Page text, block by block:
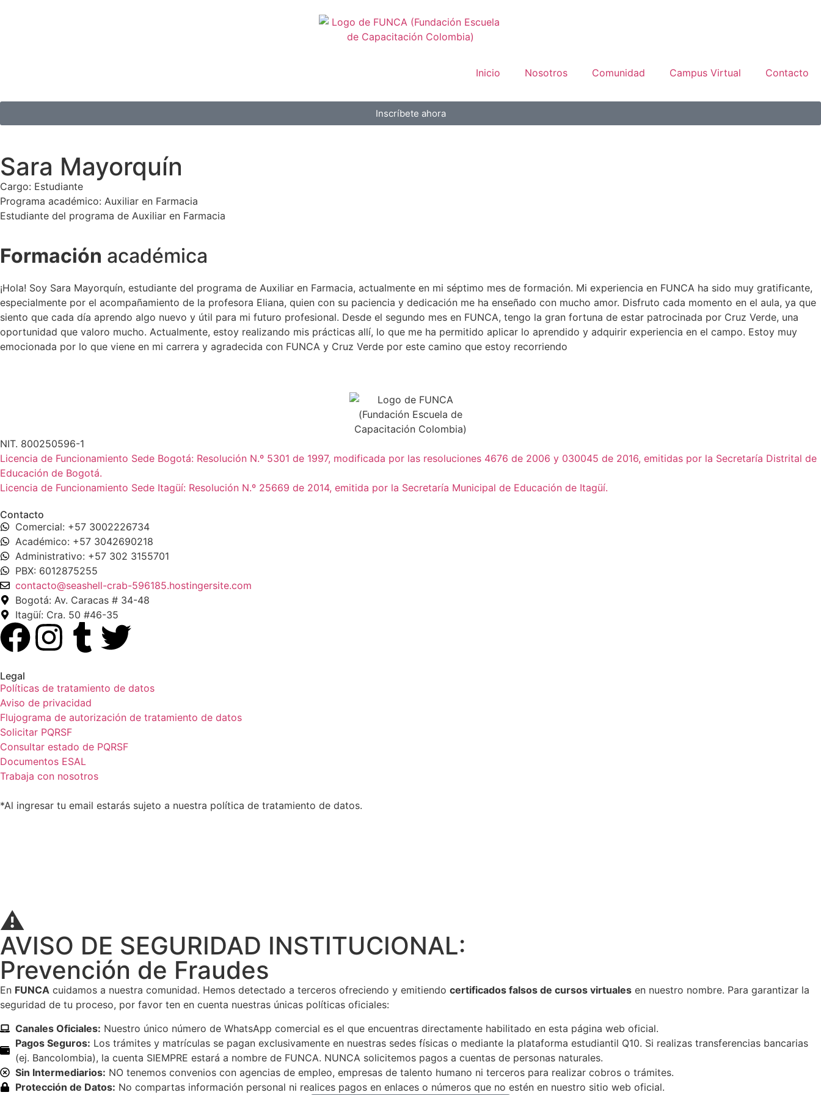
Inicio Nosotros Comunidad Campus Virtual Contacto
Inscríbete ahora
Sara Mayorquín
Cargo: Estudiante
Programa académico: Auxiliar en Farmacia
Estudiante del programa de Auxiliar en Farmacia
Formación académica
¡Hola! Soy Sara Mayorquín, estudiante del programa de Auxiliar en Farmacia, actualmente en mi séptimo mes de formación. Mi experiencia en FUNCA ha sido muy gratificante,
especialmente por el acompañamiento de la profesora Eliana, quien con su paciencia y dedicación me ha enseñado con mucho amor. Disfruto cada momento en el aula, ya que
siento que cada día aprendo algo nuevo y útil para mi futuro profesional. Desde el segundo mes en FUNCA, tengo la gran fortuna de estar patrocinada por Cruz Verde, una
oportunidad que valoro mucho. Actualmente, estoy realizando mis prácticas allí, lo que me ha permitido aplicar lo aprendido y adquirir experiencia en el campo. Estoy muy
emocionada por lo que viene en mi carrera y agradecida con FUNCA y Cruz Verde por este camino que estoy recorriendo
NIT. 800250596-1
Licencia de Funcionamiento Sede Bogotá: Resolución N.º 5301 de 1997, modificada por las resoluciones 4676 de 2006 y 030045 de 2016, emitidas por la Secretaría Distrital de
Educación de Bogotá.
Licencia de Funcionamiento Sede Itagüí: Resolución N.º 25669 de 2014, emitida por la Secretaría Municipal de Educación de Itagüí.
Contacto
Comercial: +57 3002226734
Académico: +57 3042690218
Administrativo: +57 302 3155701
PBX: 6012875255
contacto@seashell-crab-596185.hostingersite.com
Bogotá: Av. Caracas # 34-48
Itagüí: Cra. 50 #46-35
Legal
Políticas de tratamiento de datos
Aviso de privacidad
Flujograma de autorización de tratamiento de datos
Solicitar PQRSF
Consultar estado de PQRSF
Documentos ESAL
Trabaja con nosotros
*Al ingresar tu email estarás sujeto a nuestra política de tratamiento de datos.
⚠️
AVISO DE SEGURIDAD INSTITUCIONAL:
Prevención de Fraudes
En FUNCA cuidamos a nuestra comunidad. Hemos detectado a terceros ofreciendo y emitiendo certificados falsos de cursos virtuales en nuestro nombre. Para garantizar la
seguridad de tu proceso, por favor ten en cuenta nuestras únicas políticas oficiales:
Canales Oficiales: Nuestro único número de WhatsApp comercial es el que encuentras directamente habilitado en esta página web oficial.
Pagos Seguros: Los trámites y matrículas se pagan exclusivamente en nuestras sedes físicas o mediante la plataforma estudiantil Q10. Si realizas transferencias bancarias
(ej. Bancolombia), la cuenta SIEMPRE estará a nombre de FUNCA. NUNCA solicitemos pagos a cuentas de personas naturales.
Sin Intermediarios: NO tenemos convenios con agencias de empleo, empresas de talento humano ni terceros para realizar cobros o trámites.
Protección de Datos: No compartas información personal ni realices pagos en enlaces o números que no estén en nuestro sitio web oficial.